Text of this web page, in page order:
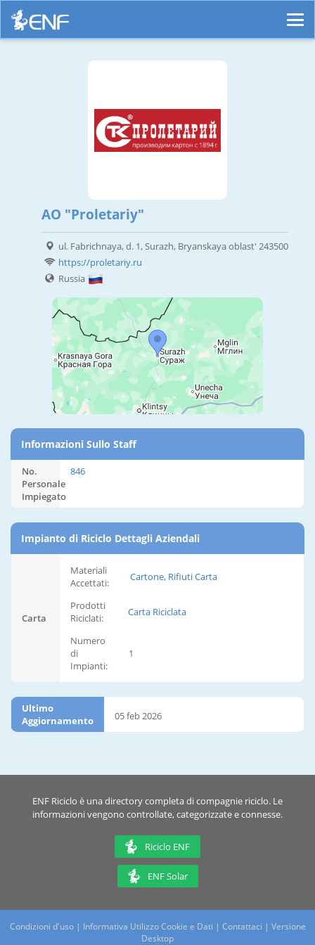
AO "Proletariy"
ul. Fabrichnaya, d. 1, Surazh, Bryanskaya oblast' 243500
https://proletariy.ru
Russia
Informazioni Sullo Staff
No.
Personale
Impiegato
846
Impianto di Riciclo Dettagli Aziendali
Carta
Materiali
Accettati:
Cartone, Rifiuti Carta
Prodotti
Riciclati:
Carta Riciclata
Numero
di
Impianti:
1
Ultimo
Aggiornamento
05 feb 2026
ENF Riciclo è una directory completa di compagnie riciclo. Le
informazioni vengono controllate, categorizzate e connesse.
Riciclo ENF
ENF Solar
Condizioni d'uso| Informativa Utilizzo Cookie e Dati | Contattaci | Versione
Desktop